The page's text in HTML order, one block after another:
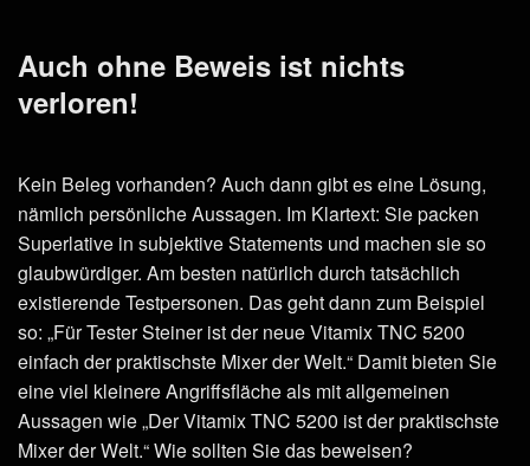
Auch ohne Beweis ist nichts
verloren!
Kein Beleg vorhanden? Auch dann gibt es eine Lösung,
nämlich persönliche Aussagen. Im Klartext: Sie packen
Superlative in subjektive Statements und machen sie so
glaubwürdiger. Am besten natürlich durch tatsächlich
existierende Testpersonen. Das geht dann zum Beispiel
so: „Für Tester Steiner ist der neue Vitamix TNC 5200
einfach der praktischste Mixer der Welt.“ Damit bieten Sie
eine viel kleinere Angriffsfläche als mit allgemeinen
Aussagen wie „Der Vitamix TNC 5200 ist der praktischste
Mixer der Welt.“ Wie sollten Sie das beweisen?